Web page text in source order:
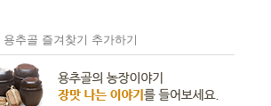
용추골 즐겨찾기 추가하기